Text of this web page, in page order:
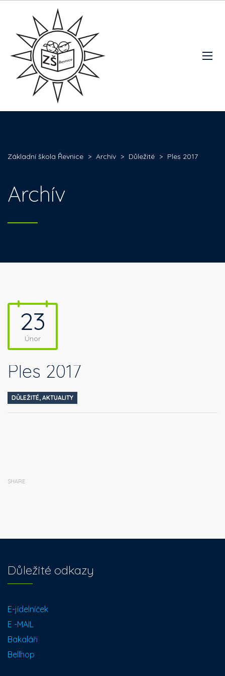
Základní škola Řevnice > Archív > Důležité > Ples 2017
Archív
23
Únor
Ples 2017
DŮLEŽITÉ, AKTUALITY
SHARE
Důležité odkazy
E-jídelníček
E -MAIL
Bakaláři
Bellhop